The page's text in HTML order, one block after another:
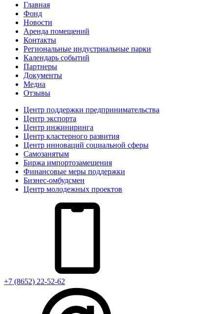
Главная
Фонд
Новости
Аренда помещений
Контакты
Региональные индустриальные парки
Календарь событий
Партнеры
Документы
Медиа
Отзывы
Центр поддержки предпринимательства
Центр экспорта
Центр инжиниринга
Центр кластерного развития
Центр инноваций социальной сферы
Cамозанятым
Биржа импортозамещения
Финансовые меры поддержки
Бизнес-омбудсмен
Центр молодежных проектов
+7 (8652) 22-52-62